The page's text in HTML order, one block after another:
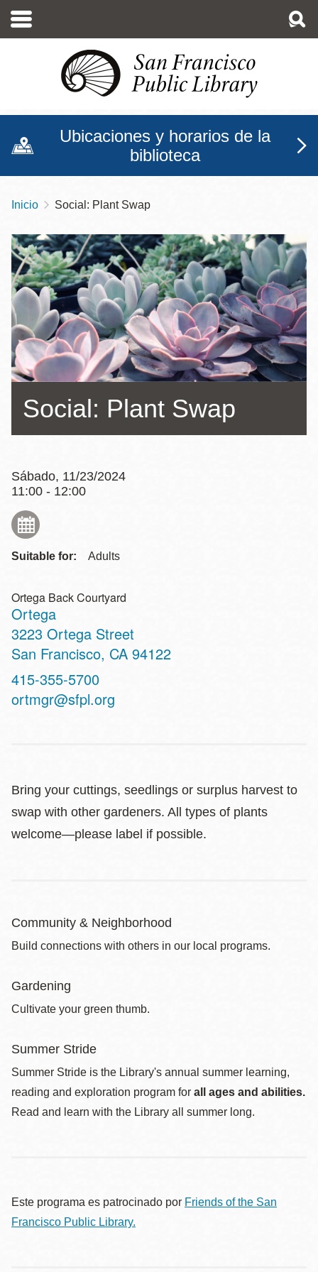
contenido
Ubicaciones y horarios de la
biblioteca
Sobrescribir
enlaces
de
ayuda
a
la
navegación
Inicio Social: Plant Swap
Social: Plant Swap
Sábado, 11/23/2024
11:00 - 12:00
Suitable for: Adults
Ortega Back Courtyard
Ortega
Address
3223 Ortega Street
San Francisco, CA 94122
Contact
Telephone
415-355-5700
ortmgr@sfpl.org
Bring your cuttings, seedlings or surplus harvest to
swap with other gardeners. All types of plants
welcome—please label if possible.
Community & Neighborhood
Build connections with others in our local programs.
Gardening
Cultivate your green thumb.
Summer Stride
Summer Stride is the Library's annual summer learning,
reading and exploration program for all ages and abilities.
Read and learn with the Library all summer long.
Este programa es patrocinado por Friends of the San
Francisco Public Library.